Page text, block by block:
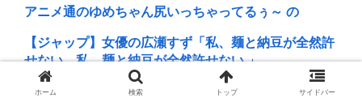
アニメ通のゆめちゃん尻いっちゃってるぅ～ の
【ジャップ】女優の広瀬すず「私、麺と納豆が全然許
せない。私、麺と納豆が全然許せない 」
北斗晶、北海道大学生暴行死で無期懲役判決に 「若年
ホーム 検索 トップ サイドバー